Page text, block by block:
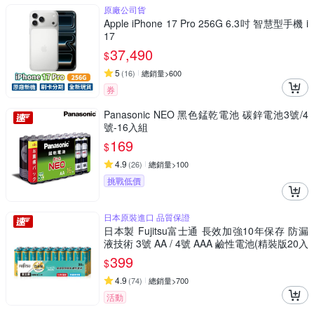
原廠公司貨
Apple iPhone 17 Pro 256G 6.3吋 智慧型手機 i
17
$37,490
5 (16) 總銷量>600
券
Panasonic NEO 黑色錳乾電池 碳鋅電池3號/4
號-16入組
$169
4.9 (26) 總銷量>100
挑戰低價
日本原裝進口 品質保證
日本製 Fujitsu富士通 長效加強10年保存 防漏
液技術 3號 AA / 4號 AAA 鹼性電池(精裝版20入
裝)
$399
4.9 (74) 總銷量>700
活動